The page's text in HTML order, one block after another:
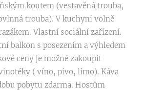
koutem (vestavěná trouba,
trouba). V kuchyni volně
Vlastní sociální zařízení.
balkon s posezením a výhledem
ceny je možné zakoupit
( víno, pivo, limo). Káva
pobytu zdarma. Hostům